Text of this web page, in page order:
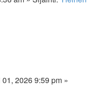
2026 9:59 pm »